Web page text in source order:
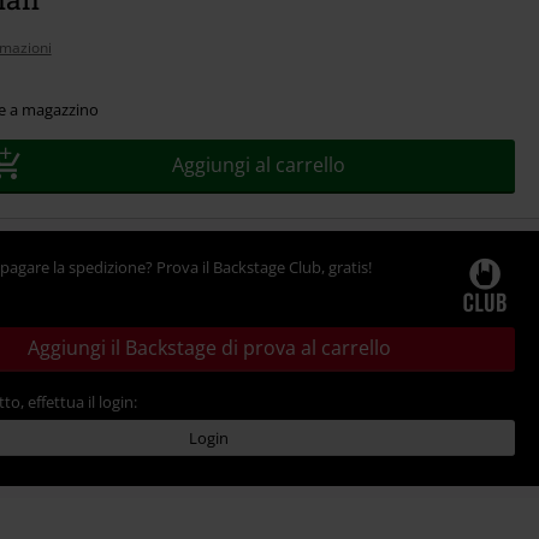
a magazzino
Aggiungi al carrello
la spedizione? Prova il Backstage Club, gratis!
Aggiungi il Backstage di prova al carrello
effettua il login:
Login